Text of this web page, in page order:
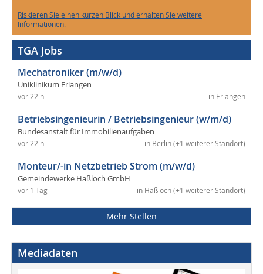
Riskieren Sie einen kurzen Blick und erhalten Sie weitere
Informationen.
TGA Jobs
Mechatroniker (m/w/d)
Uniklinikum Erlangen
in Erlangen
vor 22 h
Betriebsingenieurin / Betriebsingenieur (w/m/d)
Bundesanstalt für Immobilienaufgaben
in Berlin (+1 weiterer Standort)
vor 22 h
Monteur/-in Netzbetrieb Strom (m/w/d)
Gemeindewerke Haßloch GmbH
in Haßloch (+1 weiterer Standort)
vor 1 Tag
Mehr Stellen
Mediadaten